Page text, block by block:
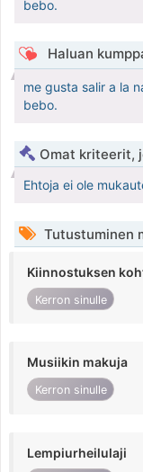
bebo.
Haluan
me gusta salir a la
bebo.
Omat kriteerit,
Ehtoja ei ole
Tutustuminen
Kiinnostuksen
Kerron sinulle
Musiikin makuja
Kerron sinulle
Lempiurheilulaji